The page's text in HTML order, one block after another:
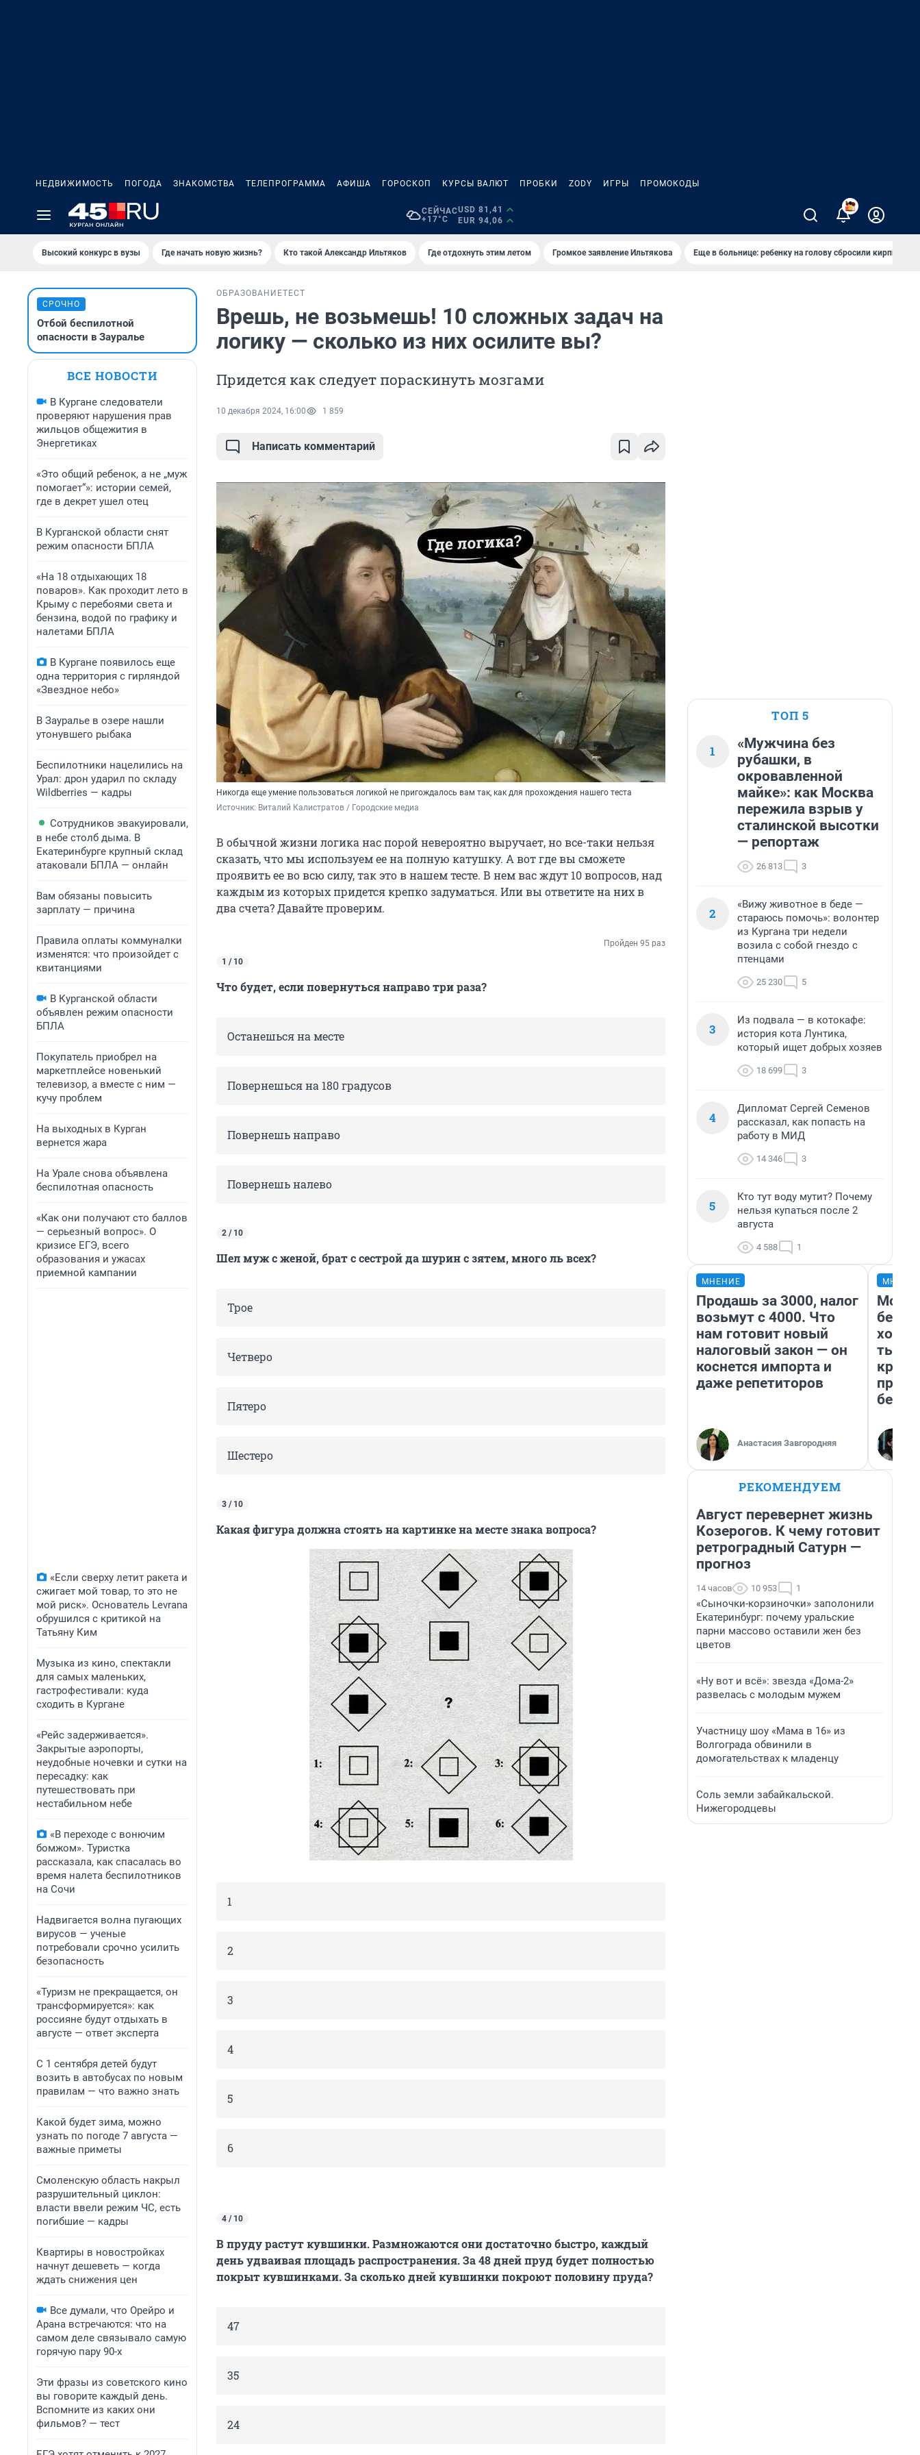
НЕДВИЖИМОСТЬ ПОГОДА ЗНАКОМСТВА ТЕЛЕПРОГРАММА АФИША ГОРОСКОП КУРСЫ ВАЛЮТ ПРОБКИ ZODY ИГРЫ ПРОМОКОДЫ
СЕЙЧАС
+17°C
USD 81,41
EUR 94,06
2
Высокий конкурс в вузы Где начать новую жизнь? Кто такой Александр Ильтяков Где отдохнуть этим летом Громкое заявление Ильтякова Еще в больнице: ребенку на голову сбросили кирпич
СРОЧНО
Отбой беспилотной
опасности в Зауралье
ВСЕ НОВОСТИ
В Кургане следователи
проверяют нарушения прав
жильцов общежития в
Энергетиках
«Это общий ребенок, а не „муж
помогает“»: истории семей,
где в декрет ушел отец
В Курганской области снят
режим опасности БПЛА
«На 18 отдыхающих 18
поваров». Как проходит лето в
Крыму с перебоями света и
бензина, водой по графику и
налетами БПЛА
В Кургане появилось еще
одна территория с гирляндой
«Звездное небо»
В Зауралье в озере нашли
утонувшего рыбака
Беспилотники нацелились на
Урал: дрон ударил по складу
Wildberries — кадры
Сотрудников эвакуировали,
в небе столб дыма. В
Екатеринбурге крупный склад
атаковали БПЛА — онлайн
Вам обязаны повысить
зарплату — причина
Правила оплаты коммуналки
изменятся: что произойдет с
квитанциями
В Курганской области
объявлен режим опасности
БПЛА
Покупатель приобрел на
маркетплейсе новенький
телевизор, а вместе с ним —
кучу проблем
На выходных в Курган
вернется жара
На Урале снова объявлена
беспилотная опасность
«Как они получают сто баллов
— серьезный вопрос». О
кризисе ЕГЭ, всего
образования и ужасах
приемной кампании
«Если сверху летит ракета и
сжигает мой товар, то это не
мой риск». Основатель Levrana
обрушился с критикой на
Татьяну Ким
Музыка из кино, спектакли
для самых маленьких,
гастрофестивали: куда
сходить в Кургане
«Рейс задерживается».
Закрытые аэропорты,
неудобные ночевки и сутки на
пересадку: как
путешествовать при
нестабильном небе
«В переходе с вонючим
бомжом». Туристка
рассказала, как спасалась во
время налета беспилотников
на Сочи
Надвигается волна пугающих
вирусов — ученые
потребовали срочно усилить
безопасность
«Туризм не прекращается, он
трансформируется»: как
россияне будут отдыхать в
августе — ответ эксперта
С 1 сентября детей будут
возить в автобусах по новым
правилам — что важно знать
Какой будет зима, можно
узнать по погоде 7 августа —
важные приметы
Смоленскую область накрыл
разрушительный циклон:
власти ввели режим ЧС, есть
погибшие — кадры
Квартиры в новостройках
начнут дешеветь — когда
ждать снижения цен
Все думали, что Орейро и
Арана встречаются: что на
самом деле связывало самую
горячую пару 90-х
Эти фразы из советского кино
вы говорите каждый день.
Вспомните из каких они
фильмов? — тест
ОБРАЗОВАНИЕТЕСТ
Врешь, не возьмешь! 10 сложных задач на
логику — сколько из них осилите вы?
Придется как следует пораскинуть мозгами
10 декабря 2024, 16:00 1 859
Написать комментарий
Никогда еще умение пользоваться логикой не пригождалось вам так, как для прохождения нашего теста
Источник: Виталий Калистратов / Городские медиа
В обычной жизни логика нас порой невероятно выручает, но все-таки нельзя
сказать, что мы используем ее на полную катушку. А вот где вы сможете
проявить ее во всю силу, так это в нашем тесте. В нем вас ждут 10 вопросов, над
каждым из которых придется крепко задуматься. Или вы ответите на них в
два счета? Давайте проверим.
Пройден 95 раз
1 / 10
Что будет, если повернуться направо три раза?
Останешься на месте
Повернешься на 180 градусов
Повернешь направо
Повернешь налево
2 / 10
Шел муж с женой, брат с сестрой да шурин с зятем, много ль всех?
Трое
Четверо
Пятеро
Шестеро
3 / 10
Какая фигура должна стоять на картинке на месте знака вопроса?
1
2
3
4
5
6
4 / 10
В пруду растут кувшинки. Размножаются они достаточно быстро, каждый
день удваивая площадь распространения. За 48 дней пруд будет полностью
покрыт кувшинками. За сколько дней кувшинки покроют половину пруда?
47
35
24
ТОП 5
1
«Мужчина без
рубашки, в
окровавленной
майке»: как Москва
пережила взрыв у
сталинской высотки
— репортаж
26 813 3
2
«Вижу животное в беде —
стараюсь помочь»: волонтер
из Кургана три недели
возила с собой гнездо с
птенцами
25 230 5
3
Из подвала — в котокафе:
история кота Лунтика,
который ищет добрых хозяев
18 699 3
4
Дипломат Сергей Семенов
рассказал, как попасть на
работу в МИД
14 346 3
5
Кто тут воду мутит? Почему
нельзя купаться после 2
августа
4 588 1
МНЕНИЕ
Продашь за 3000, налог
возьмут с 4000. Что
нам готовит новый
налоговый закон — он
коснется импорта и
даже репетиторов
Анастасия Завгородняя
Мой
РЕКОМЕНДУЕМ
Август перевернет жизнь
Козерогов. К чему готовит
ретроградный Сатурн —
прогноз
14 часов 10 953 1
«Сыночки-корзиночки» заполонили
Екатеринбург: почему уральские
парни массово оставили жен без
цветов
«Ну вот и всё»: звезда «Дома-2»
развелась с молодым мужем
Участницу шоу «Мама в 16» из
Волгограда обвинили в
домогательствах к младенцу
Соль земли забайкальской.
Нижегородцевы